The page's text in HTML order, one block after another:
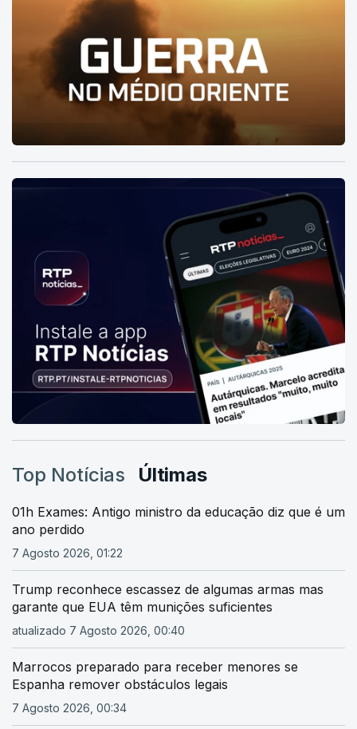
Top Notícias Últimas
01h Exames: Antigo ministro da educação diz que é um
ano perdido
7 Agosto 2026, 01:22
Trump reconhece escassez de algumas armas mas
garante que EUA têm munições suficientes
atualizado 7 Agosto 2026, 00:40
Marrocos preparado para receber menores se
Espanha remover obstáculos legais
7 Agosto 2026, 00:34